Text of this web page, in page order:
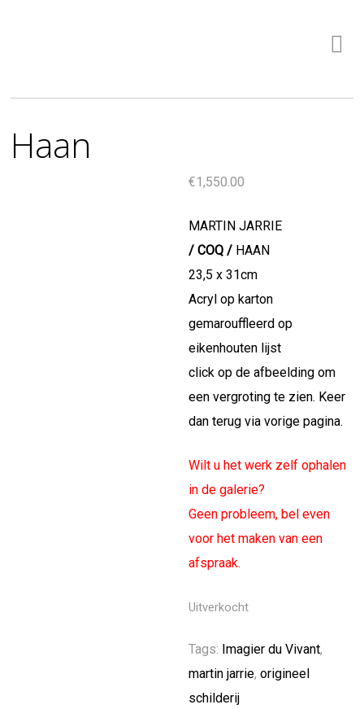
Haan
€1,550.00
MARTIN JARRIE
/ COQ / HAAN
23,5 x 31cm
Acryl op karton
gemarouffleerd op
eikenhouten lijst
click op de afbeelding om
een vergroting te zien. Keer
dan terug via vorige pagina.
Wilt u het werk zelf ophalen
in de galerie?
Geen probleem, bel even
voor het maken van een
afspraak.
Uitverkocht
Tags: Imagier du Vivant,
martin jarrie,origineel
schilderij